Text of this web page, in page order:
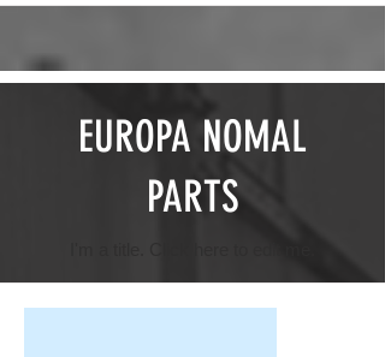
EUROPA NOMAL
PARTS